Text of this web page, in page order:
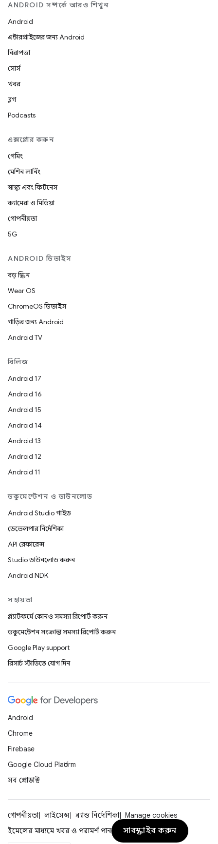
ANDROID সম্পর্কে আরও শিখুন
Android
এন্টারপ্রাইজের জন্য Android
নিরাপত্তা
সোর্স
খবর
ব্লগ
Podcasts
এক্সপ্লোর করুন
গেমিং
মেশিন লার্নিং
স্বাস্থ্য এবং ফিটনেস
ক্যামেরা ও মিডিয়া
গোপনীয়তা
5G
ANDROID ডিভাইস
বড় স্ক্রিন
Wear OS
ChromeOS ডিভাইস
গাড়ির জন্য Android
Android TV
রিলিজ
Android 17
Android 16
Android 15
Android 14
Android 13
Android 12
Android 11
ডকুমেন্টেশন ও ডাউনলোড
Android Studio গাইড
ডেভেলপার নির্দেশিকা
API রেফারেন্স
Studio ডাউনলোড করুন
Android NDK
সহায়তা
প্ল্যাটফর্মে কোনও সমস্যা রিপোর্ট করুন
ডকুমেন্টেশন সংক্রান্ত সমস্যা রিপোর্ট করুন
Google Play support
রিসার্চ স্টাডিতে যোগ দিন
Android
Chrome
Firebase
Google Cloud Platform
সব প্রোডাক্ট
গোপনীয়তা লাইসেন্স ব্র্যান্ড নির্দেশিকা
Manage cookies
ইমেলের মাধ্যমে খবর ও পরামর্শ পান
সাবস্ক্রাইব করুন